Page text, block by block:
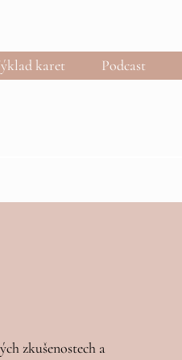
karet Podcast
zkušenostech a